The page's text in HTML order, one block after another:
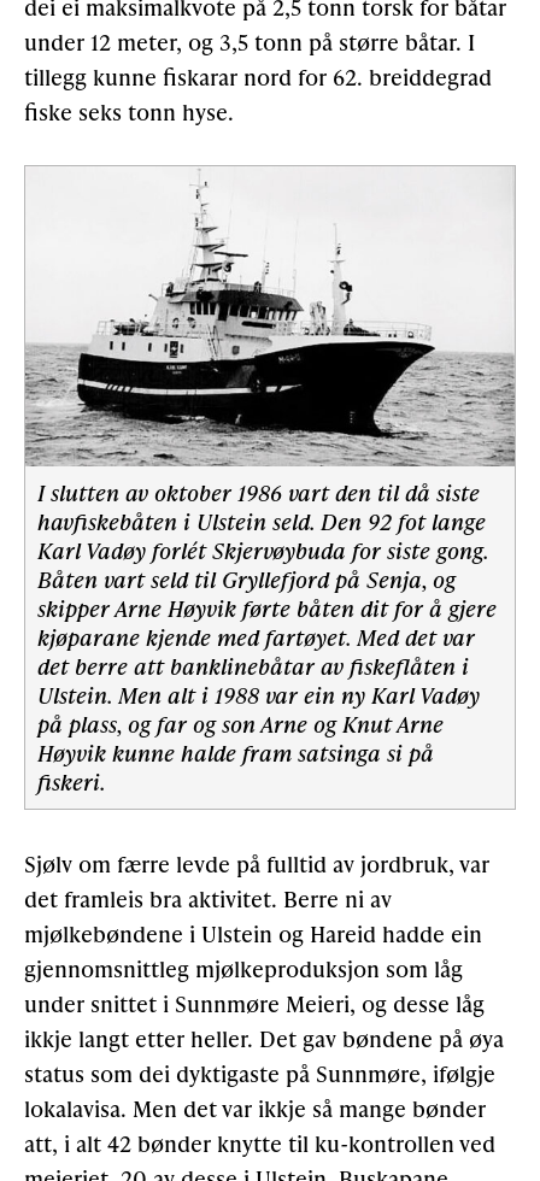
dei ei maksimalkvote på 2,5 tonn torsk for båtar
under 12 meter, og 3,5 tonn på større båtar. I
tillegg kunne fiskarar nord for 62. breiddegrad
fiske seks tonn hyse.
I slutten av oktober 1986 vart den til då siste
havfiskebåten i Ulstein seld. Den 92 fot lange
Karl Vadøy forlét Skjervøybuda for siste gong.
Båten vart seld til Gryllefjord på Senja, og
skipper Arne Høyvik førte båten dit for å gjere
kjøparane kjende med fartøyet. Med det var
det berre att banklinebåtar av fiskeflåten i
Ulstein. Men alt i 1988 var ein ny Karl Vadøy
på plass, og far og son Arne og Knut Arne
Høyvik kunne halde fram satsinga si på
fiskeri.
Sjølv om færre levde på fulltid av jordbruk, var
det framleis bra aktivitet. Berre ni av
mjølkebøndene i Ulstein og Hareid hadde ein
gjennomsnittleg mjølkeproduksjon som låg
under snittet i Sunnmøre Meieri, og desse låg
ikkje langt etter heller. Det gav bøndene på øya
status som dei dyktigaste på Sunnmøre, ifølgje
lokalavisa. Men det var ikkje så mange bønder
att, i alt 42 bønder knytte til ku-kontrollen ved